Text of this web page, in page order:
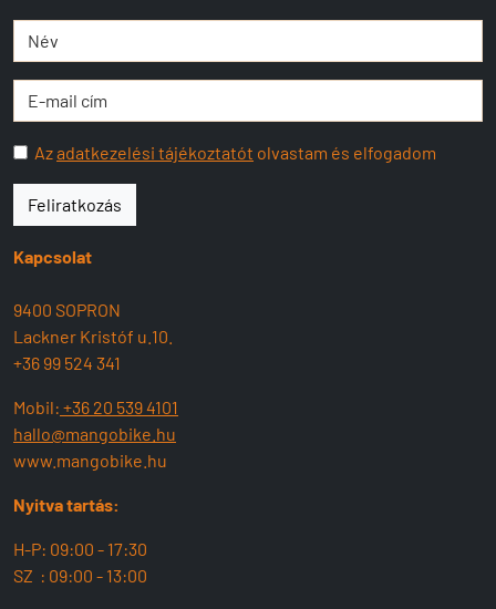
Azadatkezelési tájékoztatót olvastam és elfogadom
Feliratkozás
Kapcsolat
9400 SOPRON
Lackner Kristóf u.10.
+36 99 524 341
Mobil: +36 20 539 4101
hallo@mangobike.hu
www.mangobike.hu
Nyitva tartás:
H-P: 09:00 - 17:30
SZ : 09:00 - 13:00